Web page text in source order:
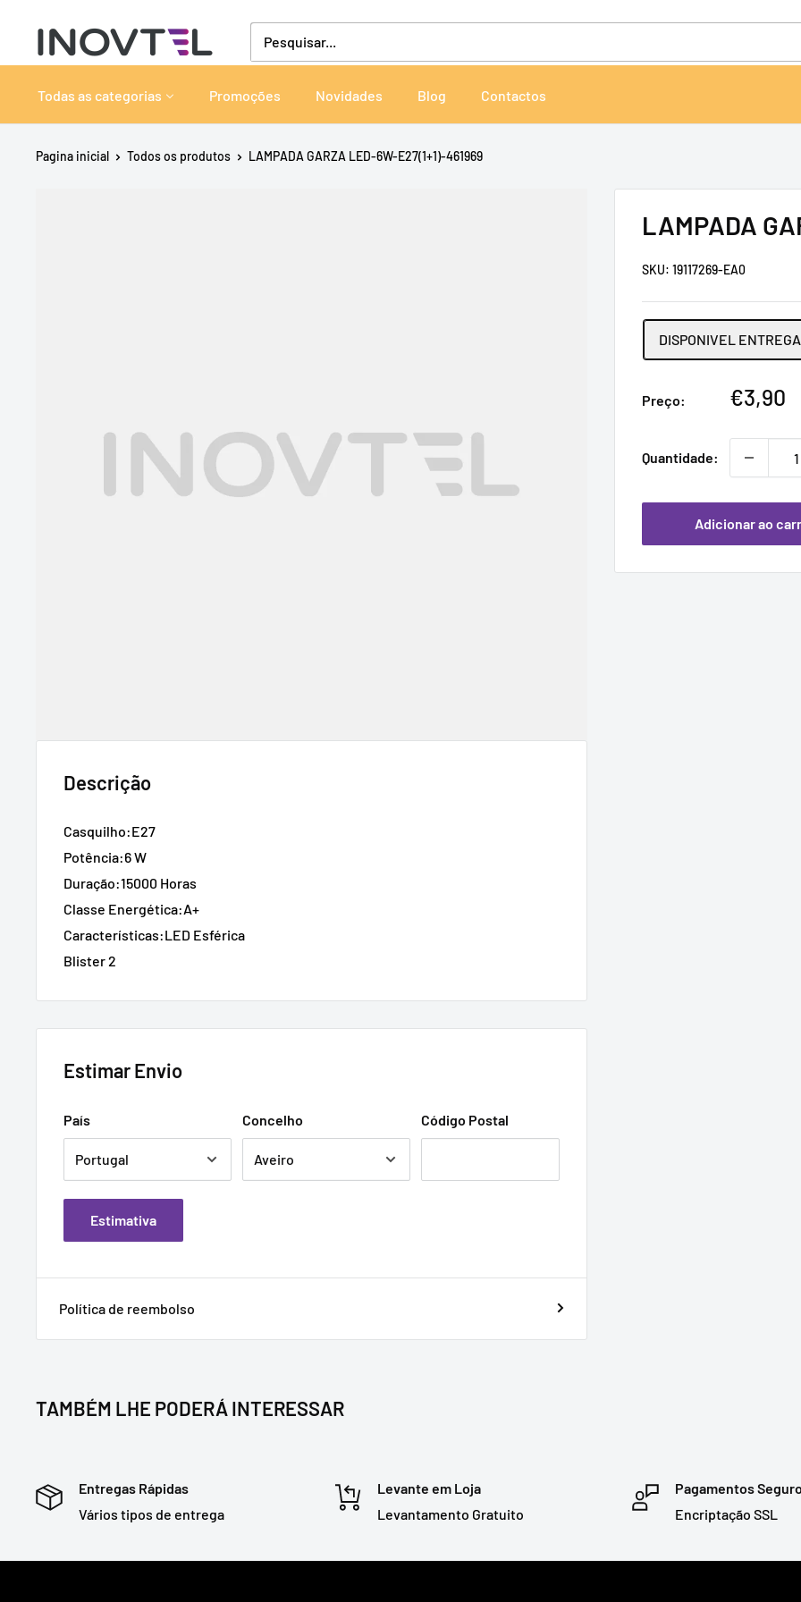
o
conteúdo
Inovtel
Todas as categorias Promoções Novidades Blog Contactos
Pagina inicial Todos os produtos LAMPADA GARZA LED-6W-E27(1+1)-461969
LAMPADA
SKU: 19117269-EA0
DISPONIVEL
Preço:
Preço
€3,90
Quantidade:
Adicionar ao
Descrição
Casquilho:E27
Potência:6 W
Duração:15000 Horas
Classe Energética:A+
Características:LED Esférica
Blister 2
Estimar Envio
País Concelho Código Postal
Estimativa
Política de reembolso
TAMBÉM LHE PODERÁ INTERESSAR
Entregas Rápidas
Vários tipos de entrega
Levante em Loja
Levantamento Gratuito
Pagamentos
Encriptação SSL